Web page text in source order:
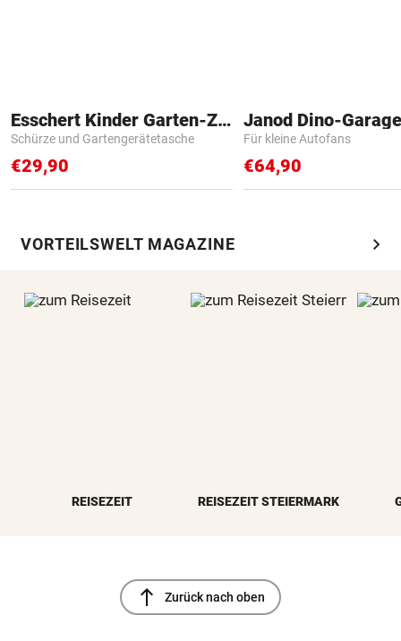
Esschert Kinder Garten-Zubehör
Schürze und Gartengerätetasche
€29,90
Janod Dino-Garage
Für kleine Autofans
€64,90
VORTEILSWELT MAGAZINE chevron_right
REISEZEIT REISEZEIT STEIERMARK
north Zurück nach oben